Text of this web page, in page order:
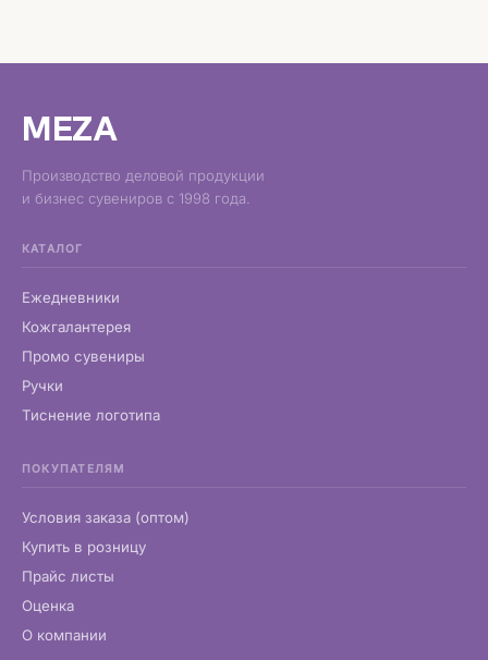
MEZA
Производство деловой продукции
и бизнес сувениров с 1998 года.
КАТАЛОГ
Ежедневники
Кожгалантерея
Промо сувениры
Ручки
Тиснение логотипа
ПОКУПАТЕЛЯМ
Условия заказа (оптом)
Купить в розницу
Прайс листы
Оценка
О компании